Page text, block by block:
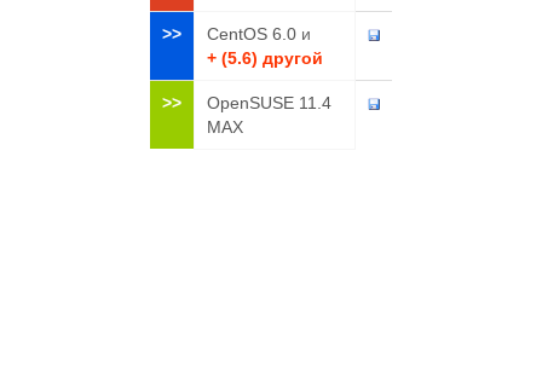
>> CentOS 6.0 и
+ (5.6) другой
>>
OpenSUSE 11.4
MAX